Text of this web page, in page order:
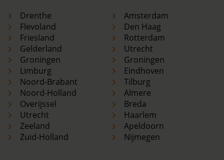
Drenthe
Flevoland
Friesland
Gelderland
Groningen
Limburg
Noord-Brabant
Noord-Holland
Overijssel
Utrecht
Zeeland
Zuid-Holland
Amsterdam
Den Haag
Rotterdam
Utrecht
Groningen
Eindhoven
Tilburg
Almere
Breda
Haarlem
Apeldoorn
Nijmegen